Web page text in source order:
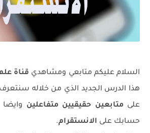
السلام عليكم متابعي ومشاهدي قناة
هذا الدرس الجديد الذي من خلاله
علىمتابعين حقيقيين متفاعلين
حسابك على الانستقرام.